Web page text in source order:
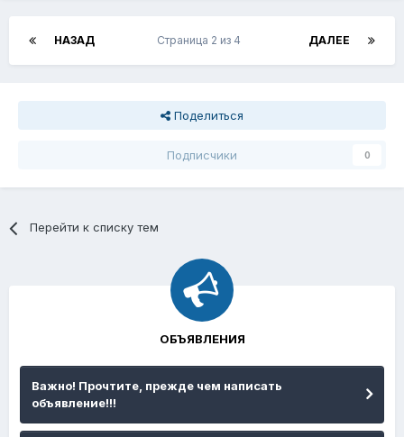
НАЗАД ДАЛЕЕ
Страница 2 из 4
Поделиться
Подписчики 0
Перейти к списку тем
ОБЪЯВЛЕНИЯ
Важно! Прочтите, прежде чем написать
объявление!!!